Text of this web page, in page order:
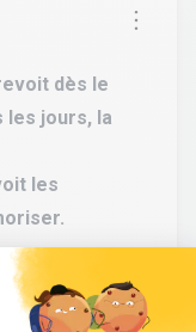
dès le
les jours, la
les